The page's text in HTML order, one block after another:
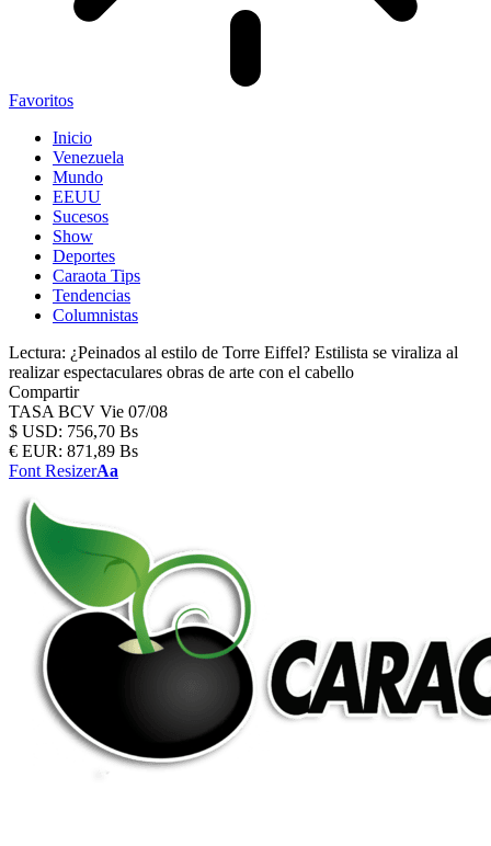
Favoritos
Inicio
Venezuela
Mundo
EEUU
Sucesos
Show
Deportes
Caraota Tips
Tendencias
Columnistas
Lectura: ¿Peinados al estilo de Torre Eiffel? Estilista se viraliza al
realizar espectaculares obras de arte con el cabello
Compartir
TASA BCV Vie 07/08
$ USD: 756,70 Bs
€ EUR: 871,89 Bs
Font ResizerAa